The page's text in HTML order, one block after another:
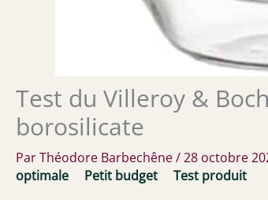
Test du Villeroy &
borosilicate
ParThéodore Barbechêne/28 octobre
optimale
Petit budget Test produit